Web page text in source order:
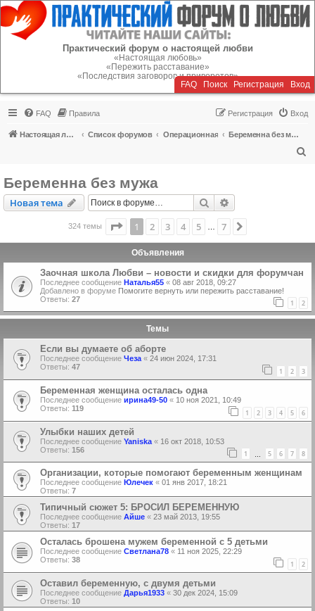
Регистрация
Практический форум о настоящей любви
«Настоящая любовь»
«Пережить расставание»
«Последствия заговоров и приворотов»
FAQ Поиск Регистрация Вход
FAQ Правила Вход
Регистрация
Настоящая любовь Список форумов Операционная
Беременна без мужа
Беременна без мужа
Новая тема
Новаятема Поиск
324 темы Страница из
1 2 3 4 5 7
Объявления
Заочная школа Любви – новости и скидки для форумчан
Последнее сообщение Наталья55 « 08 авг 2018, 09:27
Добавлено в форуме Помогите вернуть или пережить расставание!
Ответы: 27 1 2
Темы
Если вы думаете об аборте
Последнее сообщение Чеза « 24 июн 2024, 17:31
Ответы: 47 1 2 3
Беременная женщина осталась одна
Последнее сообщение ирина49-50 « 10 ноя 2021, 10:49
Ответы: 119 1 2 3 4 5 6
Улыбки наших детей
Последнее сообщение Yaniska « 16 окт 2018, 10:53
Ответы: 156 1 5 6 7 8
Организации, которые помогают беременным женщинам
Последнее сообщение Юлечек « 01 янв 2017, 18:21
Ответы: 7
Типичный сюжет 5: БРОСИЛ БЕРЕМЕННУЮ
Последнее сообщение Айше « 23 май 2013, 19:55
Ответы: 17
Осталась брошена мужем беременной с 5 детьми
Последнее сообщение Светлана78 « 11 ноя 2025, 22:29
Ответы: 38 1 2
Оставил беременную, с двумя детьми
Последнее сообщение Дарья1933 « 30 дек 2024, 15:09
Ответы: 10